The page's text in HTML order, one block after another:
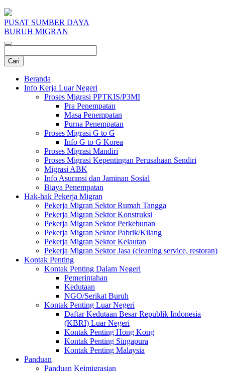
PUSAT SUMBER DAYA
BURUH MIGRAN
Beranda
Info Kerja Luar Negeri
Proses Migrasi PPTKIS/P3MI
Pra Penempatan
Masa Penempatan
Purna Penempatan
Proses Migrasi G to G
Info G to G Korea
Proses Migrasi Mandiri
Proses Migrasi Kepentingan Perusahaan Sendiri
Migrasi ABK
Info Asuransi dan Jaminan Sosial
Biaya Penempatan
Hak-hak Pekerja Migran
Pekerja Migran Sektor Rumah Tangga
Pekerja Migran Sektor Konstruksi
Pekerja Migran Sektor Perkebunan
Pekerja Migran Sektor Pabrik/Kilang
Pekerja Migran Sektor Kelautan
Pekerja Migran Sektor Jasa (cleaning service, restoran)
Kontak Penting
Kontak Penting Dalam Negeri
Pemerintahan
Kedutaan
NGO/Serikat Buruh
Kontak Penting Luar Negeri
Daftar Kedutaan Besar Republik Indonesia
(KBRI) Luar Negeri
Kontak Penting Hong Kong
Kontak Penting Singapura
Kontak Penting Malaysia
Panduan
Panduan Keimigrasian